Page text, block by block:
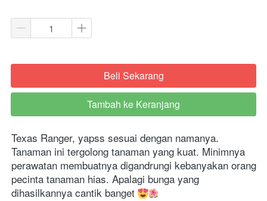
`Beli Sekarang
`
Tambah ke Keranjang
Texas Ranger, yapss sesuai dengan namanya.
Tanaman ini tergolong tanaman yang kuat. Minimnya
perawatan membuatnya digandrungi kebanyakan orang
pecinta tanaman hias. Apalagi bunga yang
dihasilkannya cantik banget